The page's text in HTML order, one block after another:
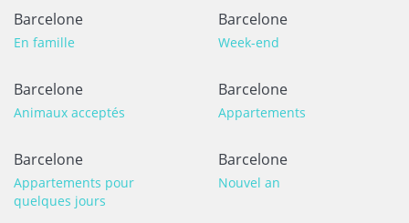
Barcelone
En famille
Barcelone
Week-end
Barcelone
Animaux acceptés
Barcelone
Appartements
Barcelone
Appartements pour
quelques jours
Barcelone
Nouvel an